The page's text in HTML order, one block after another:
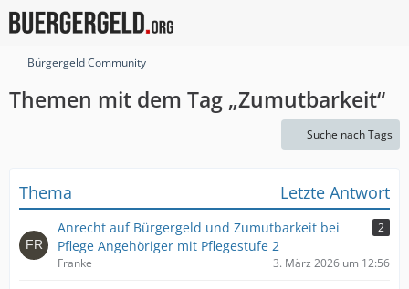
Bürgergeld Community
Themen mit dem Tag „Zumutbarkeit“
Suche nach Tags
Thema Letzte Antwort
Anrecht auf Bürgergeld und Zumutbarkeit bei
Pflege Angehöriger mit Pflegestufe 2
2
Franke 3. März 2026 um 12:56